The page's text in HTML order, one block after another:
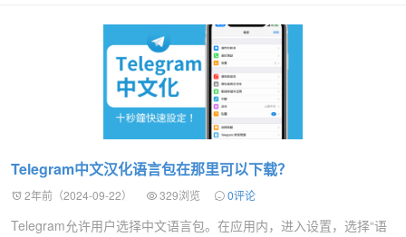
Telegram中文汉化语言包在那里可以下载？
2年前（2024-09-22） 329浏览 0评论
Telegram允许用户选择中文语言包。在应用内，进入设置，选择“语